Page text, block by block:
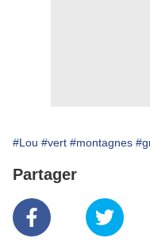
#Lou #vert #montagnes
Partager